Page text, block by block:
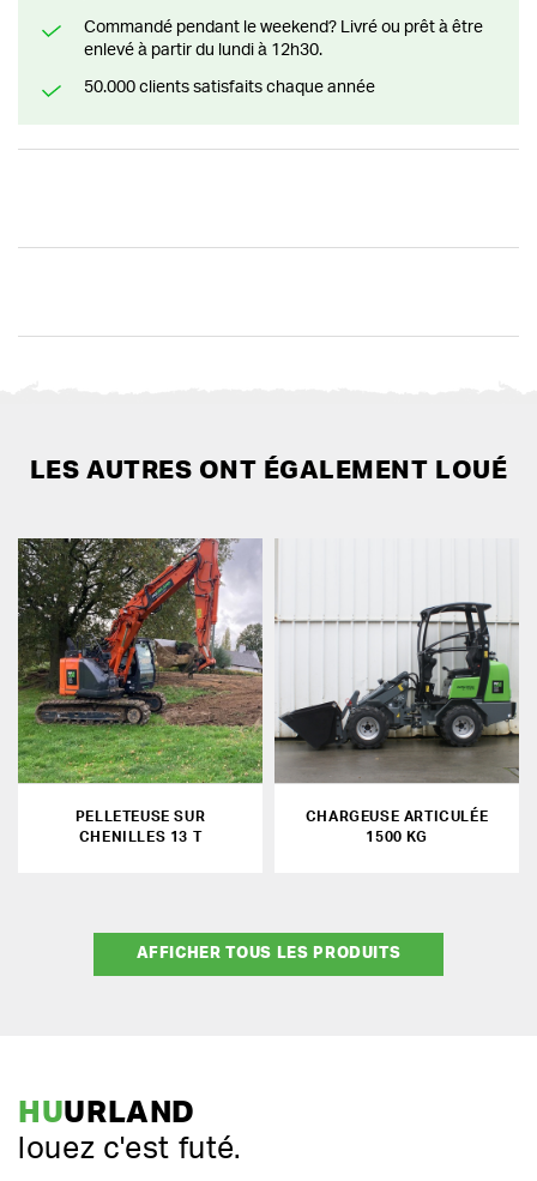
Commandé pendant le weekend? Livré ou prêt à être
enlevé à partir du lundi à 12h30.
50.000 clients satisfaits chaque année
LES AUTRES ONT ÉGALEMENT LOUÉ
PELLETEUSE SUR
CHENILLES 13 T
CHARGEUSE ARTICULÉE
1500 KG
AFFICHER TOUS LES PRODUITS
HUURLAND
louez c'est futé.